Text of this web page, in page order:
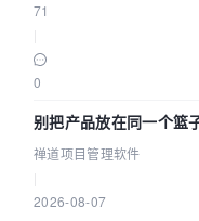
71
0
别把产品放在同一个篮
禅道项目管理软件
2026-08-07